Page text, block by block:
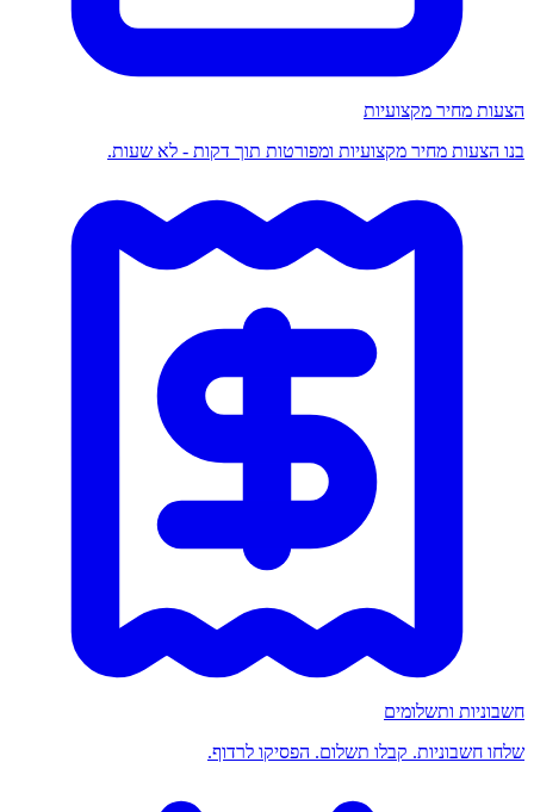
הצעות מחיר מקצועיות
בנו הצעות מחיר מקצועיות ומפורטות תוך דקות - לא שעות.
חשבוניות ותשלומים
שלחו חשבוניות. קבלו תשלום. הפסיקו לרדוף.